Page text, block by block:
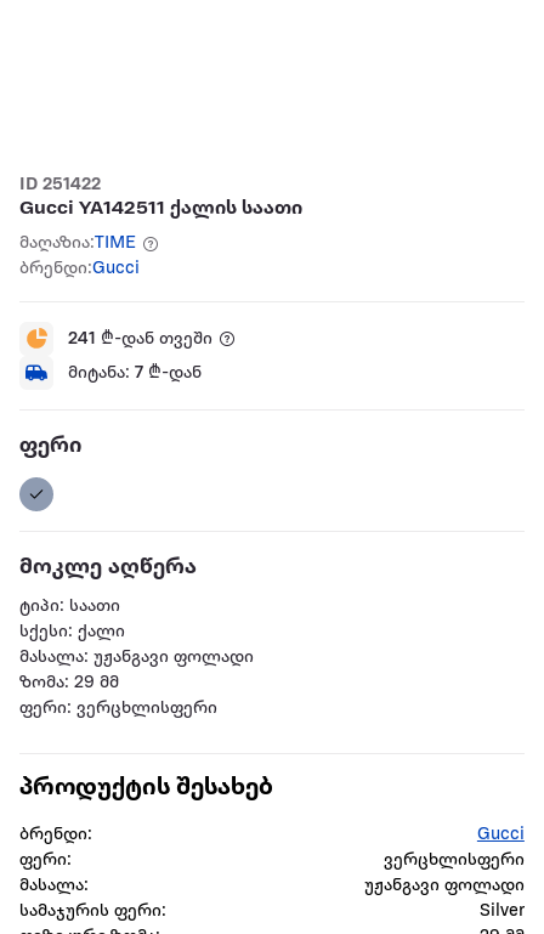
ID 251422
Gucci YA142511 ქალის საათი
მაღაზია:TIME
ბრენდი:Gucci
241 ₾-დან თვეში
მიტანა: 7 ₾-დან
ფერი
მოკლე აღწერა
ტიპი: საათი
სქესი: ქალი
მასალა: უჟანგავი ფოლადი
ზომა: 29 მმ
ფერი: ვერცხლისფერი
პროდუქტის შესახებ
ბრენდი:
Gucci
ფერი:
ვერცხლისფერი
მასალა:
უჟანგავი ფოლადი
სამაჯურის ფერი:
Silver